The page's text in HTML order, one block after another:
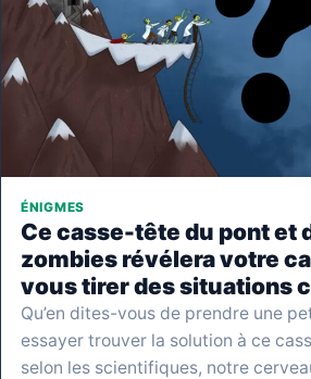
ÉNIGMES
Ce casse-tête du pont et
zombies révélera votre
vous tirer des situations
Qu’en dites-vous de prendre une
essayer trouver la solution à ce
selon les scientifiques, notre